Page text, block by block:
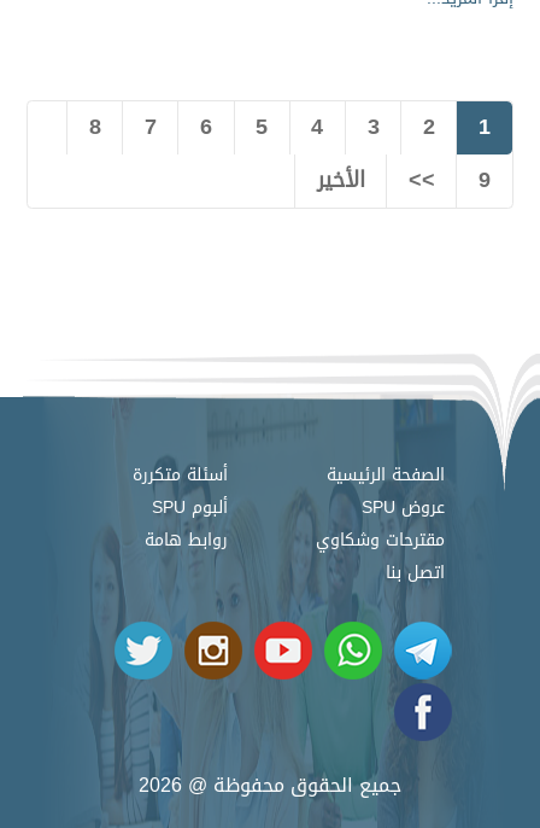
1
2
3
4
5
6
7
8
9
>> الأخير
الصفحة الرئيسية
أسئلة متكررة
عروض SPU
ألبوم SPU
مقترحات وشكاوي
روابط هامة
اتصل بنا
جميع الحقوق محفوظة @ 2026